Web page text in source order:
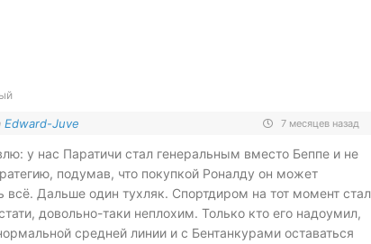
Edward-Juve 7 месяцев назад
у нас Паратичи стал генеральным вместо Беппе и не
подумав, что покупкой Роналду он может
всё. Дальше один тухляк. Спортдиром на тот момент стал
довольно-таки неплохим. Только кто его надоумил,
средней линии и с Бентанкурами оставаться